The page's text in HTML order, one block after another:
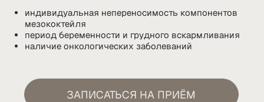
ЗАПИСАТЬСЯ НА ПРИЕМ